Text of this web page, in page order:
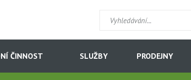
ČINNOST SLUŽBY PRODEJNY